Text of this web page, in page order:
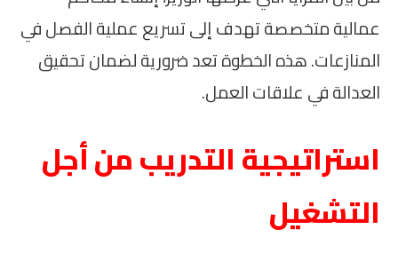
عمالية متخصصة تهدف إلى تسريع عملية الفصل في
المنازعات. هذه الخطوة تعد ضرورية لضمان تحقيق
العدالة في علاقات العمل.
استراتيجية التدريب من أجل
التشغيل